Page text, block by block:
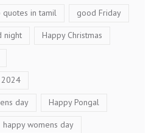
quotes in tamil good Friday
night Happy Christmas
2024
day Happy Pongal
happy womens day